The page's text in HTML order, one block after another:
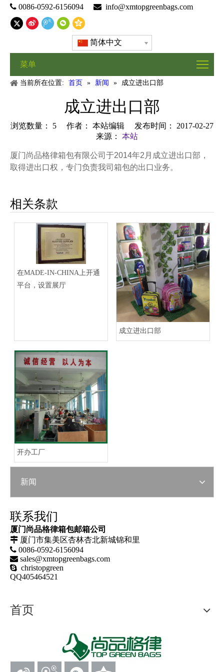
 0086-0592-6156094  info@xmtopgreenbags.com
简体中文
菜单
当前所在位置: 首页 » 新闻 » 成立进出口部
成立进出口部
浏览数量： 5 作者： 本站编辑 发布时间： 2017-02-27
来源： 本站
厦门尚品格律箱包有限公司于2014年2月成立进出口部，
取得进出口权，专门负责我司箱包的出口业务。
相关条款
在MADE-IN-CHINA上开通
平台，设置展厅
成立进出口部
开办工厂
新闻
联系我们
厦门尚品格律箱包邮箱公司
 厦门市集美区杏林杏北新城锦和里
 0086-0592-6156094
 sales@xmtopgreenbags.com
 christopgreen
QQ405464521
首页